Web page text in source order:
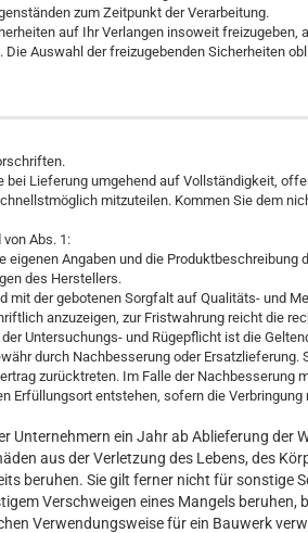
zum Zeitpunkt der Verarbeitung.
auf Ihr Verlangen insoweit freizugeben,
Auswahl der freizugebenden Sicherheiten
bei Lieferung umgehend auf Vollständigkeit,
mitzuteilen. Kommen Sie dem
Abs. 1:
Angaben und die
des Herstellers.
mit der gebotenen Sorgfalt auf Qualitäts- und
anzuzeigen, zur Fristwahrung reicht die
Untersuchungs- und Rügepflicht ist die
durch Nachbesserung oder
zurücktreten. Im Falle der Nachbesserung
Erfüllungsort entstehen, sofern die
Unternehmern ein Jahr ab Ablieferung der
aus der Verletzung des Lebens, des
beruhen. Sie gilt ferner nicht für sonstige
Verschweigen eines Mangels beruhen,
Verwendungsweise für ein Bauwerk